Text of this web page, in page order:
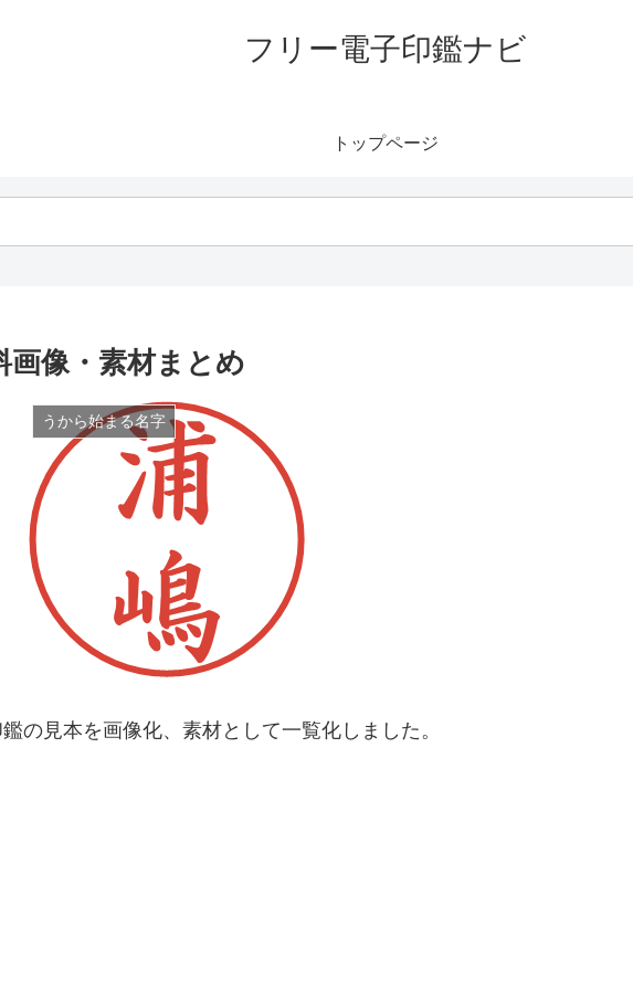
フリー電子印鑑ナビ
トップページ
画像・素材まとめ
うから始まる名字
の見本を画像化、素材として一覧化しました。